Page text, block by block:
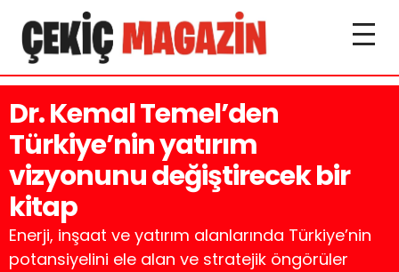
Dr. Kemal Temel’den
Türkiye’nin yatırım
vizyonunu değiştirecek bir
kitap
Enerji, inşaat ve yatırım alanlarında Türkiye’nin
potansiyelini ele alan ve stratejik öngörüler